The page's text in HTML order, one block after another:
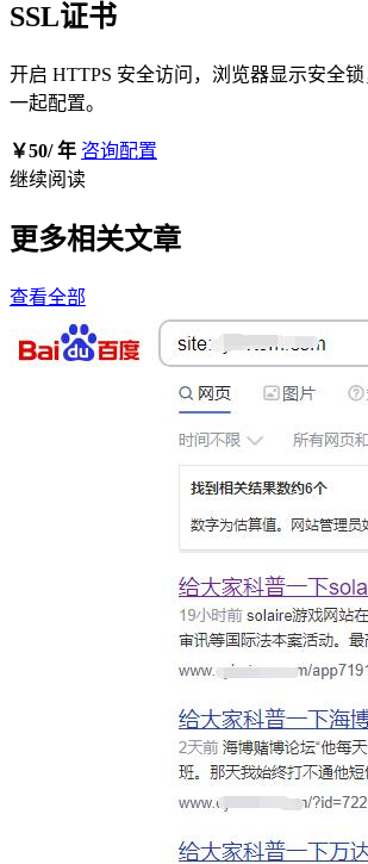
SSL证书
开启 HTTPS 安全访问，浏览器显示安全
一起配置。
￥50/ 年 咨询配置
继续阅读
更多相关文章
查看全部